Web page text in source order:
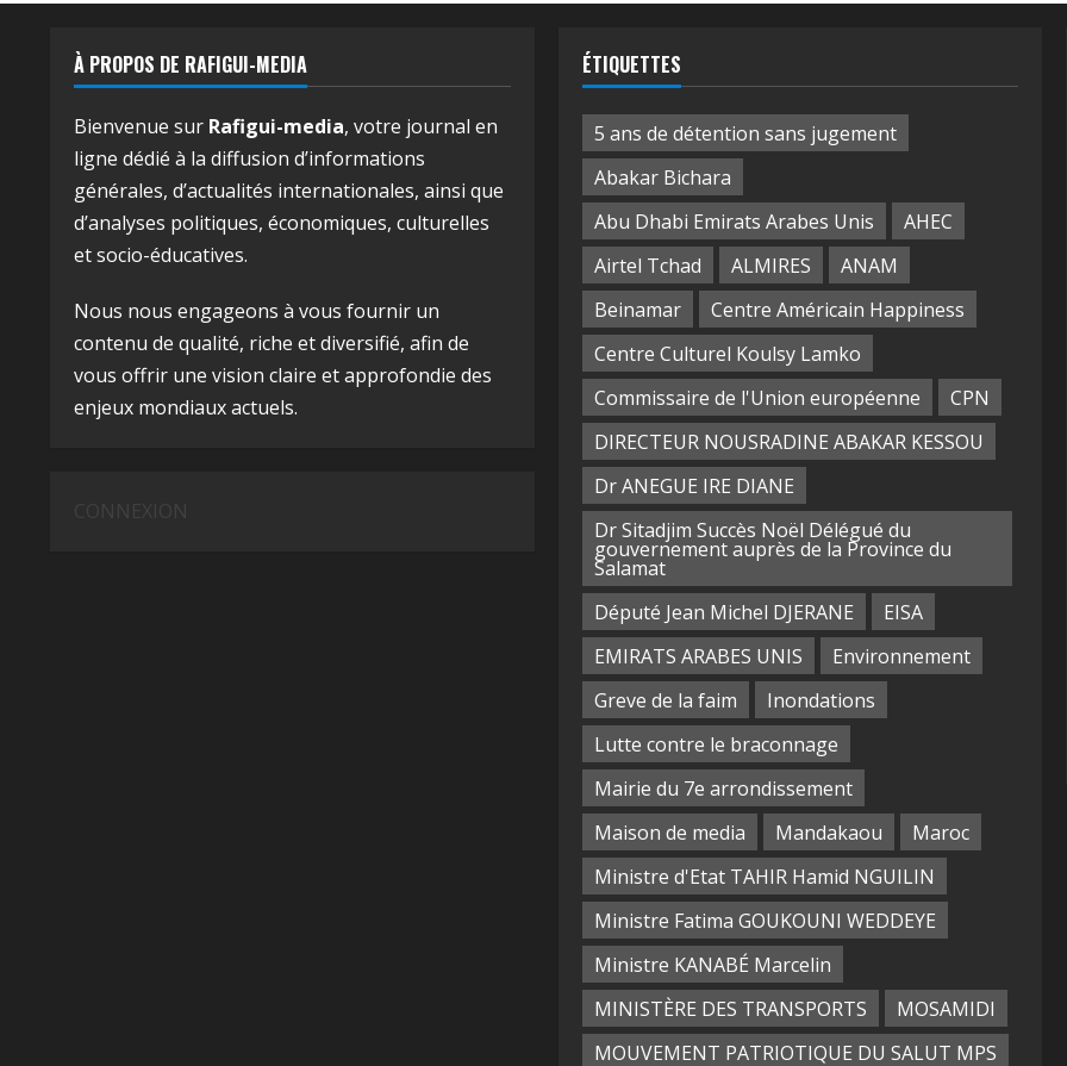
À PROPOS DE RAFIGUI-MEDIA
Bienvenue sur Rafigui-media, votre journal en
ligne dédié à la diffusion d’informations
générales, d’actualités internationales, ainsi que
d’analyses politiques, économiques, culturelles
et socio-éducatives.
Nous nous engageons à vous fournir un
contenu de qualité, riche et diversifié, afin de
vous offrir une vision claire et approfondie des
enjeux mondiaux actuels.
ÉTIQUETTES
5 ans de détention sans jugement
Abakar Bichara
Abu Dhabi Emirats Arabes Unis
AHEC
Airtel Tchad
ALMIRES
ANAM
Beinamar
Centre Américain Happiness
Centre Culturel Koulsy Lamko
Commissaire de l'Union européenne
CPN
DIRECTEUR NOUSRADINE ABAKAR KESSOU
Dr ANEGUE IRE DIANE
Dr Sitadjim Succès Noël Délégué du
gouvernement auprès de la Province du
Salamat
Député Jean Michel DJERANE
EISA
EMIRATS ARABES UNIS
Environnement
Greve de la faim
Inondations
Lutte contre le braconnage
Mairie du 7e arrondissement
Maison de media
Mandakaou
Maroc
Ministre d'Etat TAHIR Hamid NGUILIN
Ministre Fatima GOUKOUNI WEDDEYE
Ministre KANABÉ Marcelin
MINISTÈRE DES TRANSPORTS
MOSAMIDI
MOUVEMENT PATRIOTIQUE DU SALUT MPS